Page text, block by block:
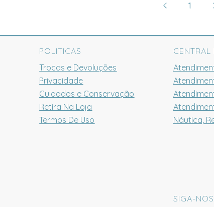
1
POLITICAS
Trocas e Devoluções
Privacidade
Cuidados e Conservação
Retira Na Loja
Termos De Uso
CENTRAL
Náutica,
SIGA-